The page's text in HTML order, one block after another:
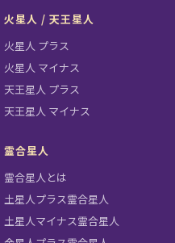
火星人 / 天王星人
火星人 プラス
火星人 マイナス
天王星人 プラス
天王星人 マイナス
霊合星人
霊合星人とは
土星人プラス霊合星人
土星人マイナス霊合星人